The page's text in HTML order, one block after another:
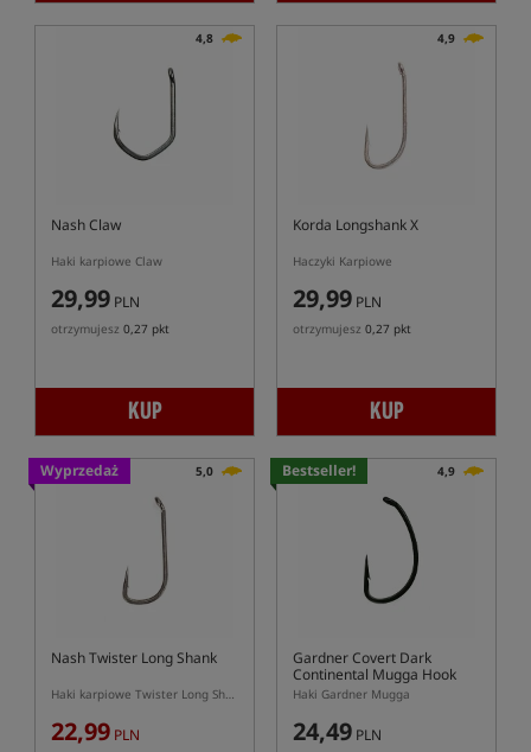
4,8
Nash Claw
Haki karpiowe Claw
29,99 PLN
otrzymujesz 0,27 pkt
KUP
4,9
Korda Longshank X
Haczyki Karpiowe
29,99 PLN
otrzymujesz 0,27 pkt
KUP
Wyprzedaż 5,0
Nash Twister Long Shank
Haki karpiowe Twister Long Shank
22,99 PLN
Bestseller! 4,9
Gardner Covert Dark
Continental Mugga Hook
Haki Gardner Mugga
24,49 PLN